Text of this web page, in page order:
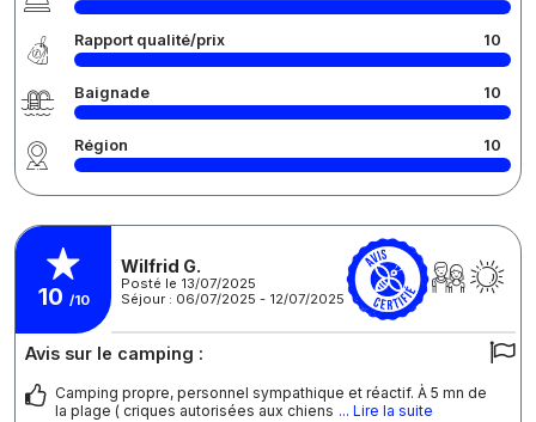
Rapport qualité/prix 10
Baignade 10
Région 10
10 /10
Wilfrid G.
Posté le 13/07/2025
Séjour : 06/07/2025 - 12/07/2025
Avis sur le camping :
Camping propre, personnel sympathique et réactif. À 5 mn de
la plage ( criques autorisées aux chiens ... Lire la suite